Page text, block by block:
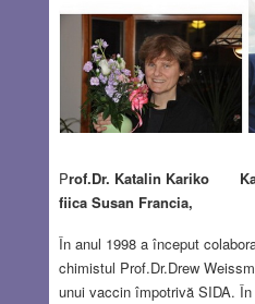
Prof.Dr. Katalin Kariko
fiica Susan Francia,
În anul 1998 a început
chimistul Prof.Dr.Drew
unui vaccin împotrivă SIDA.